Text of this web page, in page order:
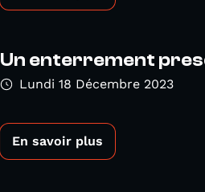
Un enterrement
Lundi 18 Décembre 2023
En savoir plus